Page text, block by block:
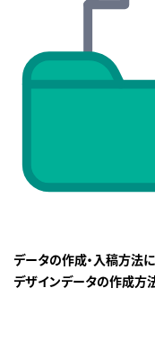
データの作成・入稿方法
デザインデータの作成方